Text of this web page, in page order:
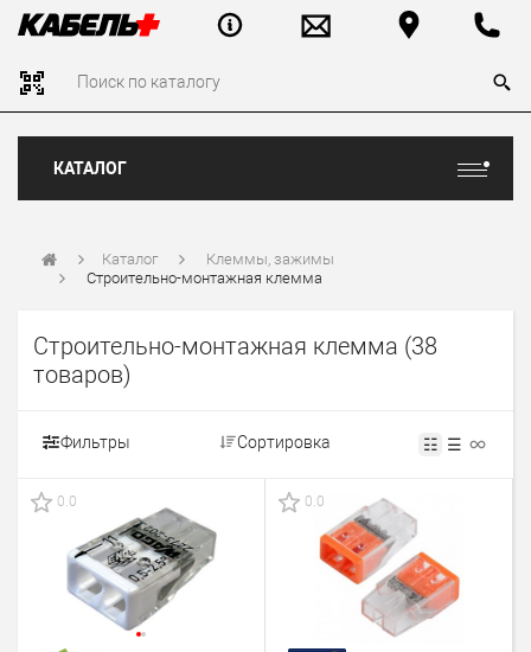
КАТАЛОГ
Каталог
Клеммы, зажимы
Строительно-монтажная клемма
Строительно-монтажная клемма (38
товаров)
Фильтры Сортировка ☷ ☰
0.0 0.0